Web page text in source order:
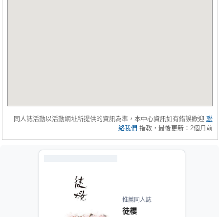
同人誌活動以活動網址所提供的資訊為準，本中心資訊如有錯誤歡迎 聯
絡我們 指教，最後更新：2個月前
推薦同人誌
徒櫻